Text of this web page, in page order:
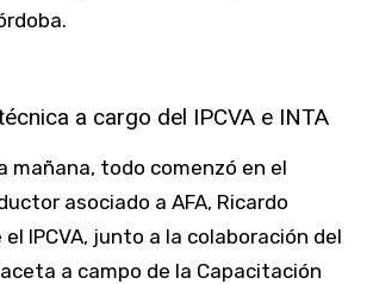
a cargo del IPCVA e INTA
mañana, todo comenzó en el
asociado a AFA, Ricardo
el IPCVA, junto a la colaboración del
a campo de la Capacitación